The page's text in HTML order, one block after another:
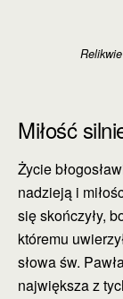
Miłość
Życie
nadzieją i
się skończyły,
któremu
słowa św.
największa z